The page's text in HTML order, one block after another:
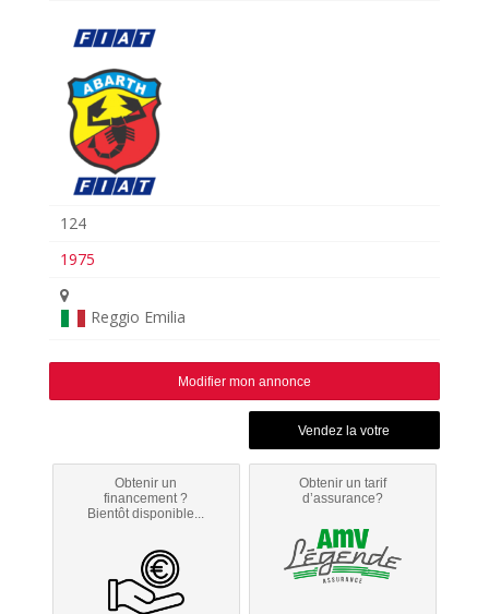
124
1975
Reggio Emilia
Modifier mon annonce
Obtenir un
financement ?
Bientôt disponible...
Obtenir un tarif
d’assurance?